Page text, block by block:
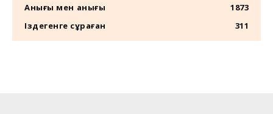
Анығы мен қанығы
1873
Іздегенге сұраған
311